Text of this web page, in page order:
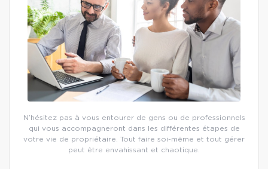
N’hésitez pas à vous entourer de gens ou de professionnels
qui vous accompagneront dans les différentes étapes de
votre vie de propriétaire. Tout faire soi-même et tout gérer
peut être envahissant et chaotique.